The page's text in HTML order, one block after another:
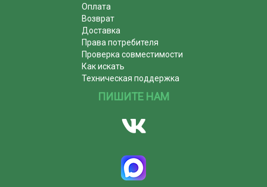
Оплата
Возврат
Доставка
Права потребителя
Проверка совместимости
Как искать
Техническая поддержка
ПИШИТЕ НАМ